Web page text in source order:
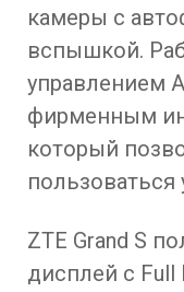
камеры с
вспышкой.
управлением
фирменным
который
пользоваться
ZTE Grand S
дисплей с Full